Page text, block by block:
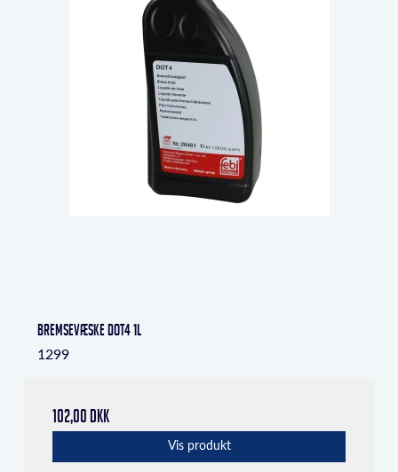
Bremsevæske DOT4 1L
1299
102,00 DKK
Vis produkt